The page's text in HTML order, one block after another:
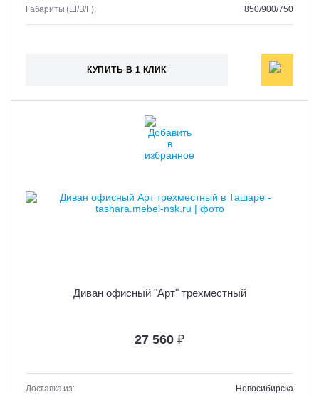
Габариты (Ш/В/Г):
850/900/750
КУПИТЬ В 1 КЛИК
Диван офисный "Арт" трехместный
27 560 ₽
Доставка из:
Новосибирска